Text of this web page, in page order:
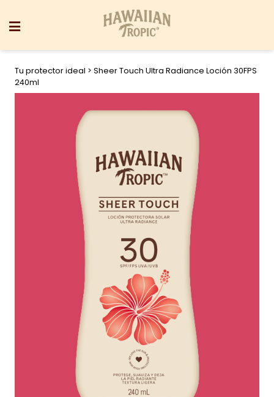
Tu protector ideal > Sheer Touch Ultra Radiance Loción 30FPS
240ml